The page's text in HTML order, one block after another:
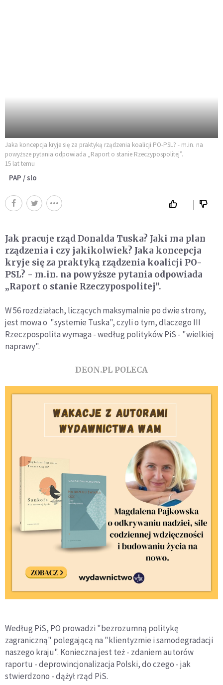
Jaka koncepcja kryje się za praktyką rządzenia koalicji PO-PSL? - m.in. na
powyższe pytania odpowiada „Raport o stanie Rzeczypospolitej”.
15 lat temu
PAP / slo
Jak pracuje rząd Donalda Tuska? Jaki ma plan
rządzenia i czy jakikolwiek? Jaka koncepcja
kryje się za praktyką rządzenia koalicji PO-
PSL? - m.in. na powyższe pytania odpowiada
„Raport o stanie Rzeczypospolitej”.
W 56 rozdziałach, liczących maksymalnie po dwie strony,
jest mowa o "systemie Tuska", czyli o tym, dlaczego III
Rzeczpospolita wymaga - według polityków PiS - "wielkiej
naprawy".
DEON.PL POLECA
Według PiS, PO prowadzi "bezrozumną politykę
zagraniczną" polegającą na "klientyzmie i samodegradacji
naszego kraju". Konieczna jest też - zdaniem autorów
raportu - deprowincjonalizacja Polski, do czego - jak
stwierdzono - dążył rząd PiS.